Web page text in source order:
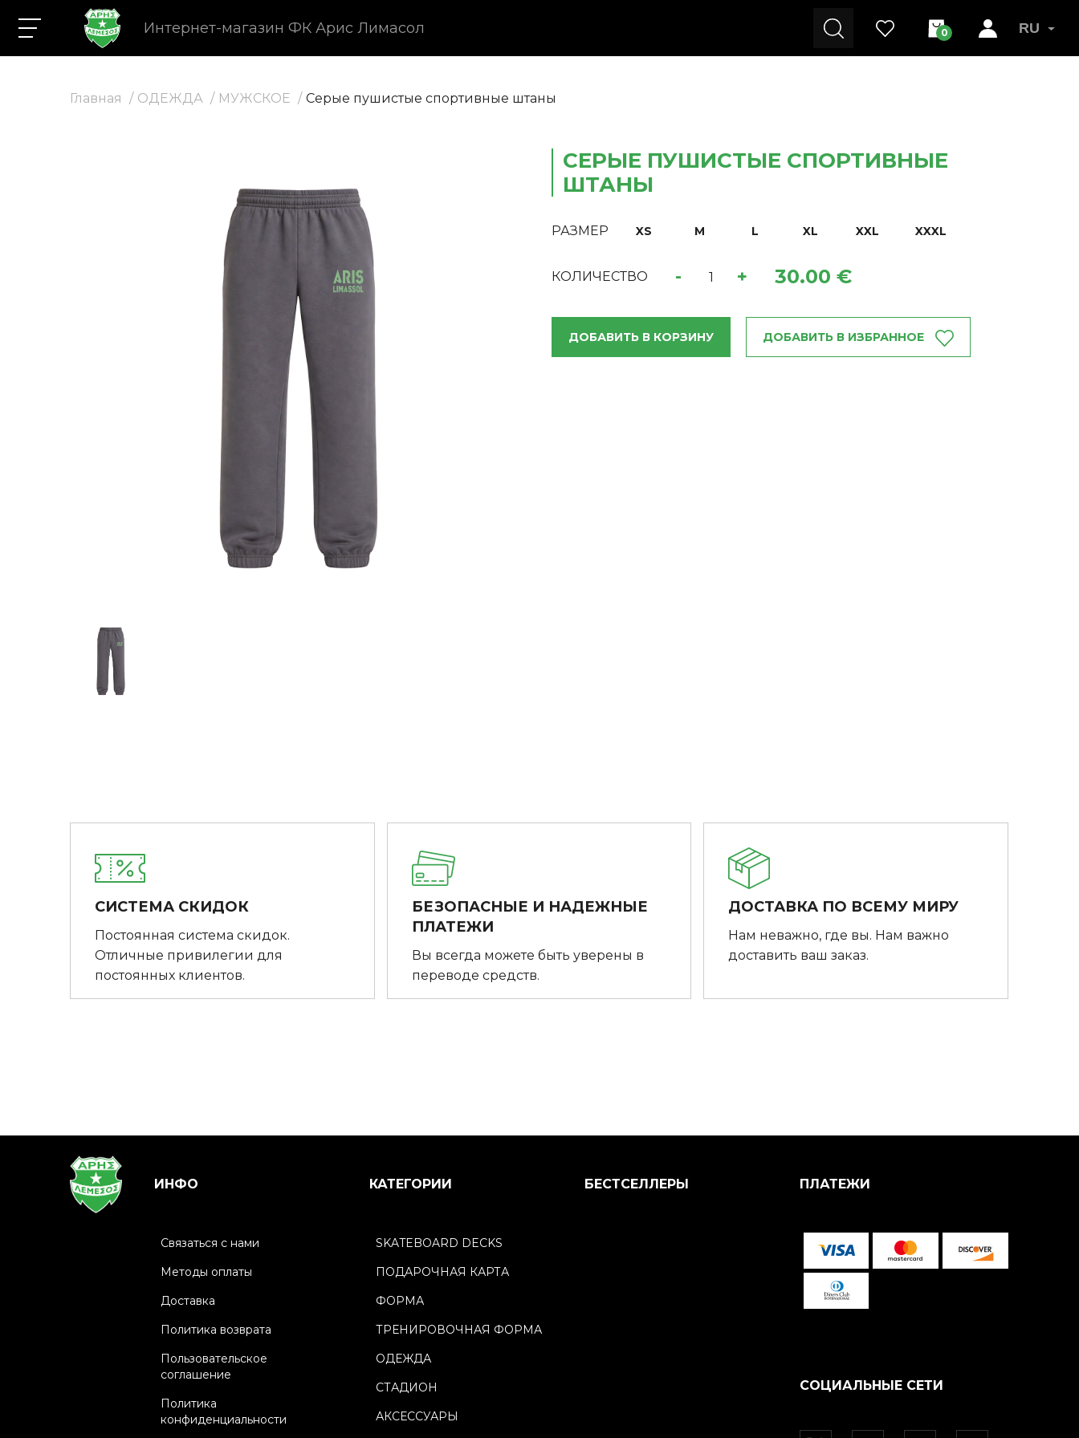
Интернет-магазин ФК Арис Лимасол 0 RU
Главная ОДЕЖДА МУЖСКОЕ Серые пушистые спортивные штаны
СЕРЫЕ ПУШИСТЫЕ СПОРТИВНЫЕ
ШТАНЫ
РАЗМЕР XS M L XL XXL XXXL
КОЛИЧЕСТВО - + 30.00 €
ДОБАВИТЬ В КОРЗИНУ ДОБАВИТЬ В ИЗБРАННОЕ
СИСТЕМА СКИДОК
Постоянная система скидок.
Отличные привилегии для
постоянных клиентов.
БЕЗОПАСНЫЕ И НАДЕЖНЫЕ
ПЛАТЕЖИ
Вы всегда можете быть уверены в
переводе средств.
ДОСТАВКА ПО ВСЕМУ МИРУ
Нам неважно, где вы. Нам важно
доставить ваш заказ.
ИНФО
Связаться с нами
Методы оплаты
Доставка
Политика возврата
Пользовательское
соглашение
Политика
конфиденциальности
КАТЕГОРИИ
SKATEBOARD DECKS
ПОДАРОЧНАЯ КАРТА
ФОРМА
ТРЕНИРОВОЧНАЯ ФОРМА
ОДЕЖДА
СТАДИОН
АКСЕССУАРЫ
БЕСТСЕЛЛЕРЫ ПЛАТЕЖИ
СОЦИАЛЬНЫЕ СЕТИ